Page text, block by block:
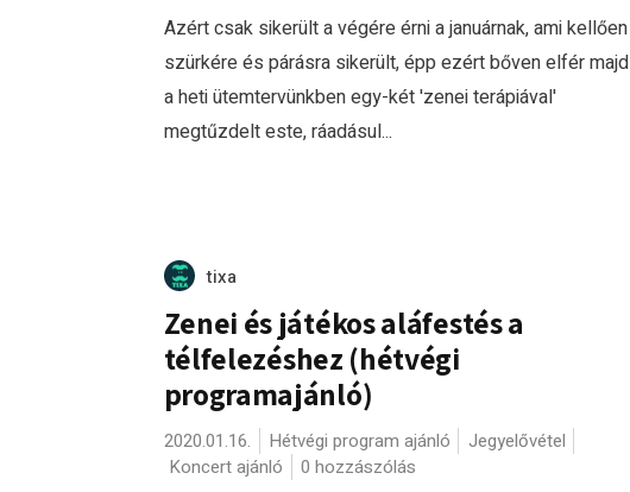
Azért csak sikerült a végére érni a januárnak, ami kellően
szürkére és párásra sikerült, épp ezért bőven elfér majd
a heti ütemtervünkben egy-két 'zenei terápiával'
megtűzdelt este, ráadásul...
tixa
Zenei és játékos aláfestés a
télfelezéshez (hétvégi
programajánló)
2020.01.16. Hétvégi program ajánló
Jegyelővétel
Koncert ajánló
0 hozzászólás